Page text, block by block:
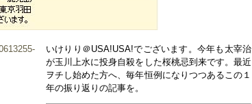
いけりり＠USA!USA!でございます。今年も太宰治
が玉川上水に投身自殺をした桜桃忌到来です。最近
ヲチし始めた方へ、毎年恒例になりつつあるこの１
年の振り返りの記事を。